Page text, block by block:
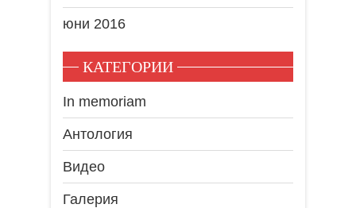
юни 2016
КАТЕГОРИИ
In memoriam
Антология
Видео
Галерия